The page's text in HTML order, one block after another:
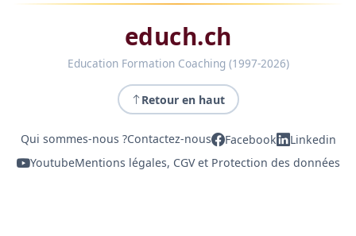
educh.ch
Education Formation Coaching (1997-2026)
Retour en haut
Qui sommes-nous ?Contactez-nous Facebook
Linkedin
YoutubeMentions légales, CGV et Protection des données